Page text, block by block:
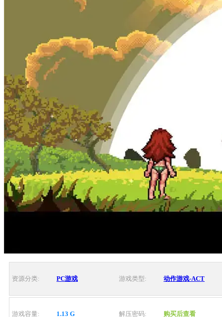
资源分类: PC游戏 游戏类型: 动作游戏-ACT
游戏容量: 1.13 G 解压密码: 购买后查看